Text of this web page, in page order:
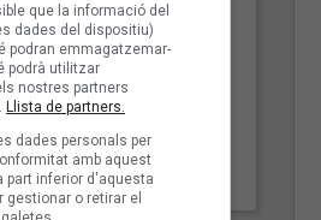
"Posidònia"
Álvarez amb Joan Muntaner
(Xanguito)
que la informació del
dades del dispositiu)
podran emmagatzemar-
podrà utilitzar
nostres partners
Llista de partners.
dades personals per
amb aquest
inferior d'aquesta
gestionar o retirar el